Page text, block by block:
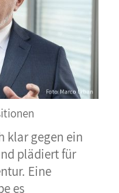
klar gegen ein
plädiert für
Eine
es